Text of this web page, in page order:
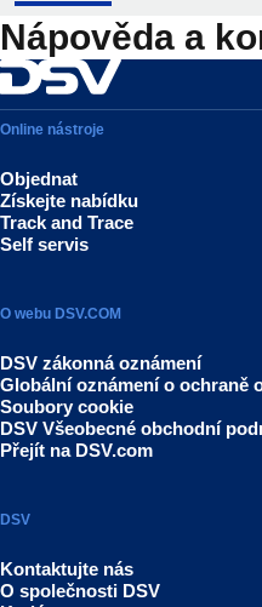
Nápověda a
Online nástroje
Objednat
Získejte nabídku
Track and Trace
Self servis
O webu DSV.COM
DSV zákonná oznámení
Globální oznámení o ochraně
Soubory cookie
DSV Všeobecné obchodní
Přejít na DSV.com
DSV
Kontaktujte nás
O společnosti DSV